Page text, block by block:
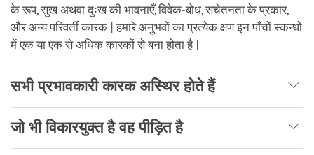
के रूप, सुख अथवा दुःख की भावनाएँ, विवेक-बोध, सचेतनता के प्रकार,
और अन्य परिवर्ती कारक | हमारे अनुभवों का प्रत्येक क्षण इन पाँचों स्कन्धों
में एक या एक से अधिक कारकों से बना होता है |
सभी प्रभावकारी कारक अस्थिर होते हैं
जो भी विकारयुक्त है वह पीड़ित है